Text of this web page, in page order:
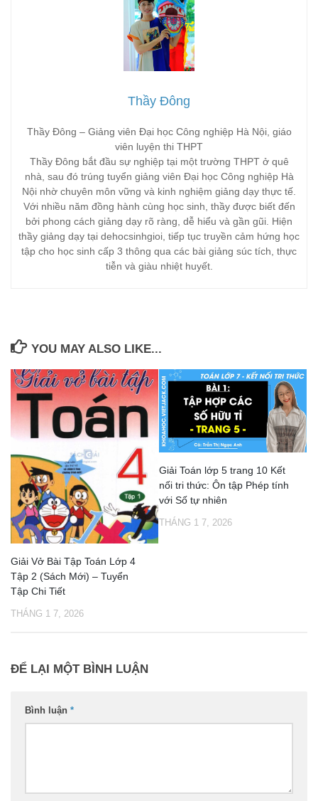
Thầy Đông
Thầy Đông – Giảng viên Đại học Công nghiệp Hà Nội, giáo
viên luyện thi THPT
Thầy Đông bắt đầu sự nghiệp tại một trường THPT ở quê
nhà, sau đó trúng tuyển giảng viên Đại học Công nghiệp Hà
Nội nhờ chuyên môn vững và kinh nghiệm giảng dạy thực tế.
Với nhiều năm đồng hành cùng học sinh, thầy được biết đến
bởi phong cách giảng dạy rõ ràng, dễ hiểu và gần gũi. Hiện
thầy giảng dạy tại dehocsinhgioi, tiếp tục truyền cảm hứng học
tập cho học sinh cấp 3 thông qua các bài giảng súc tích, thực
tiễn và giàu nhiệt huyết.
YOU MAY ALSO LIKE...
Giải Vở Bài Tập Toán Lớp 4
Tập 2 (Sách Mới) – Tuyển
Tập Chi Tiết
THÁNG 1 7, 2026
Giải Toán lớp 5 trang 10 Kết
nối tri thức: Ôn tập Phép tính
với Số tự nhiên
THÁNG 1 7, 2026
ĐỂ LẠI MỘT BÌNH LUẬN
Bình luận *